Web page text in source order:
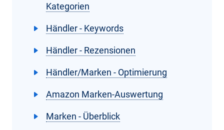
Kategorien
Händler - Keywords
Händler - Rezensionen
Händler/Marken - Optimierung
Amazon Marken-Auswertung
Marken - Überblick